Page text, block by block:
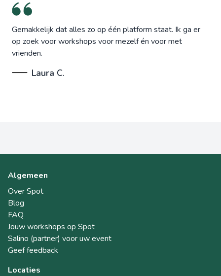
Gemakkelijk dat alles zo op één platform staat. Ik ga er
op zoek voor workshops voor mezelf én voor met
vrienden.
Laura C.
Algemeen
Over Spot
Blog
FAQ
Jouw workshops op Spot
Salino (partner) voor uw event
Geef feedback
Locaties